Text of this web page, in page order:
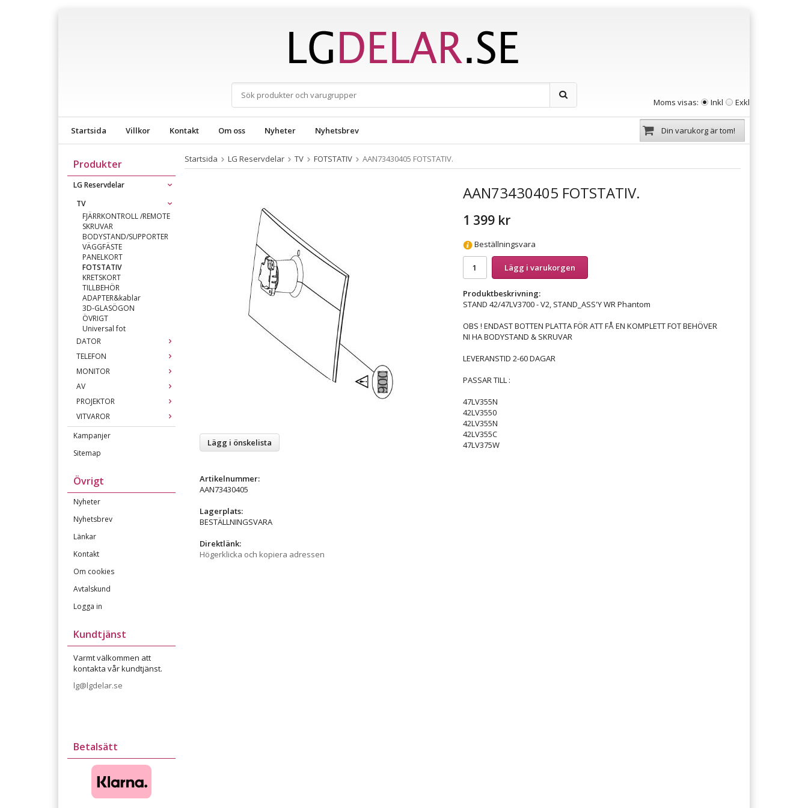
Moms visas: Inkl Exkl
Startsida Villkor Kontakt Om oss Nyheter Nyhetsbrev Din varukorg är tom!
Produkter
LG Reservdelar
TV
FJÄRRKONTROLL /REMOTE
SKRUVAR
BODYSTAND/SUPPORTER
VÄGGFÄSTE
PANELKORT
FOTSTATIV
KRETSKORT
TILLBEHÖR
ADAPTER&kablar
3D-GLASÖGON
ÖVRIGT
Universal fot
DATOR
TELEFON
MONITOR
AV
PROJEKTOR
VITVAROR
Kampanjer
Sitemap
Övrigt
Nyheter
Nyhetsbrev
Länkar
Kontakt
Om cookies
Avtalskund
Logga in
Kundtjänst
Varmt välkommen att
kontakta vår kundtjänst.
lg@lgdelar.se
Betalsätt
Startsida LG Reservdelar TV FOTSTATIV AAN73430405 FOTSTATIV.
AAN73430405 FOTSTATIV.
1 399 kr
Beställningsvara
Lägg i varukorgen
Produktbeskrivning:
STAND 42/47LV3700 - V2, STAND_ASS'Y WR Phantom
OBS ! ENDAST BOTTEN PLATTA FÖR ATT FÅ EN KOMPLETT FOT BEHÖVER
NI HA BODYSTAND & SKRUVAR
LEVERANSTID 2-60 DAGAR
PASSAR TILL :
47LV355N
42LV3550
42LV355N
42LV355C
47LV375W
Lägg i önskelista
Artikelnummer:
AAN73430405
Lagerplats:
BESTÄLLNINGSVARA
Direktlänk:
Högerklicka och kopiera adressen